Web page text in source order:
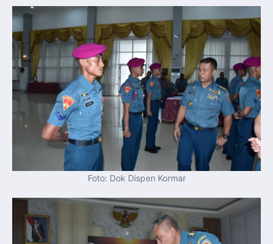
hingga 28 Juli 2026, Kesempatan Raih Pengalaman Kerja
dan Sertifikasi Kompetensi
KASAU Bekali 154 Perwira Remaja AAU 2026, Tekankan
Integritas dan Profesionalisme sebagai Bekal
Pengabdian
Menlu Sugiono Dorong Kemitraan ASEAN–Inggris yang
Lebih Erat Hadapi Tantangan Global
Indonesia Dorong ASEAN dan Uni Eropa Perkuat
Stabilitas Global melalui Kemitraan Strategis
Menlu RI Dorong Kemitraan Ekonomi ASEAN–Korea
Selatan untuk Perkuat Ketahanan Kawasan
Kemitraan ASEAN–Kanada Perkuat Ketahanan Ekonomi,
Pangan, dan Energi Kawasan
ASEAN dan India Perkuat Ketahanan Kawasan lewat
Kerja Sama Maritim, Ekonomi, dan Kesehatan
BI Pertahankan BI-Rate 5,75 Persen untuk Jaga
Stabilitas dan Dukung Pertumbuhan Ekonomi
Kepala BGN Sudaryono Tegaskan Komitmen Perkuat
Transparansi dan Akuntabilitas Program Makan Bergizi
Gratis
Foto: Dok Dispen Kormar